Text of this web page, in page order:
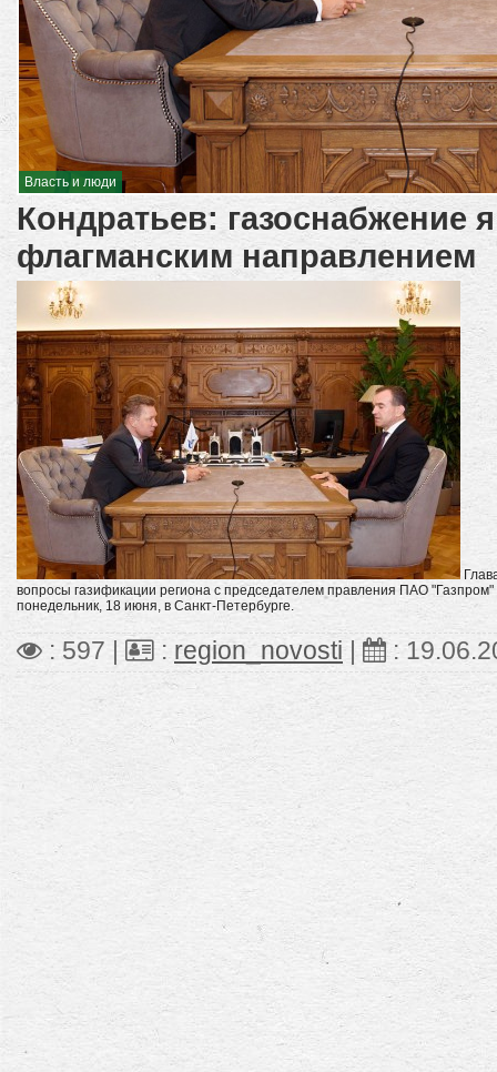
Власть и люди
Кондратьев: газоснабжение
флагманским направлением
вопросы газификации региона с председателем правления ПАО
понедельник, 18 июня, в Санкт-Петербурге.
: 597 | : region_novosti :